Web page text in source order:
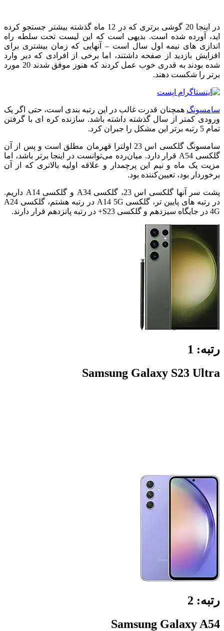
در اینجا 20 گوشی برتری که در 12 ماه گذشته بیشتر جستجو کرده
اید، آورده شده است. بدیهی است که این لیست تحت سلطه راه
اندازی های نیمه اول سال است – آنهایی که زمان بیشتری برای
افزایش بازدید از صفحه داشتند، اما برخی از افرادی که دیر وارد
شده بودند به قدری خوب عمل کردند که هنوز موفق شدند 20 مورد
برتر را شکست دهند.
سامسونگ همچنان قدرت غالب در این رتبه بندی است، حتی اگر یک
ورودی کمتر از سال گذشته داشته باشد. سازنده کره ای با گرفتن
تمام 5 رتبه برتر این مشکل را جبران کرد.
سامسونگ گلکسی اس 23 اولترا قهرمان مطلق است و پس از آن
گلکسی A54 قرار دارد.
میان‌رده می‌توانست در اینجا برتر باشد، اما
مزیت یک ماه و نیم این پرچمدار و علاقه اولیه بالاتری که از آن
برخوردار بود، تعیین‌کننده بود.
پشت سر آنها گلکسی اس 23، گلکسی A34 و گلکسی A14 داریم.
در رتبه های پایین تر، گلکسی A14 5G در رتبه هشتم، گلکسی A24
4G در جایگاه سیزدهم و گلکسی S23+ در رتبه پانزدهم قرار دارند.
رتبه: 1
Samsung Galaxy S23 Ultra
رتبه: 2
Samsung Galaxy A54